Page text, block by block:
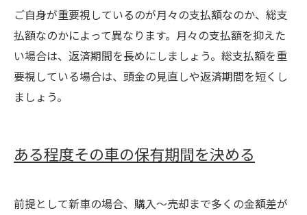
ご自身が重要視しているのが月々の支払額なのか、総支
払額なのかによって異なります。月々の支払額を抑えた
い場合は、返済期間を長めにしましょう。総支払額を重
要視している場合は、頭金の見直しや返済期間を短くし
ましょう。
ある程度その車の保有期間を決める
前提として新車の場合、購入〜売却まで多くの金額差が